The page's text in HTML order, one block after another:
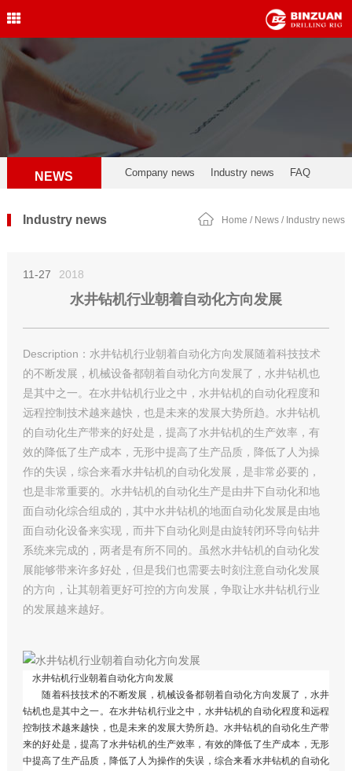
Water Well Drilling Rig Drilling Rig,BINZUAN Drilling
Rig
English
welldrillingrig@126.com
NEWS Company news Industry news FAQ
Industry news Home / News / Industry news
11-27 2018
水井钻机行业朝着自动化方向发展
Description：水井钻机行业朝着自动化方向发展随着科技技术
的不断发展，机械设备都朝着自动化方向发展了，水井钻机也
是其中之一。在水井钻机行业之中，水井钻机的自动化程度和
远程控制技术越来越快，也是未来的发展大势所趋。水井钻机
的自动化生产带来的好处是，提高了水井钻机的生产效率，有
效的降低了生产成本，无形中提高了生产品质，降低了人为操
作的失误，综合来看水井钻机的自动化发展，是非常必要的，
也是非常重要的。水井钻机的自动化生产是由井下自动化和地
面自动化综合组成的，其中水井钻机的地面自动化发展是由地
面自动化设备来实现，而井下自动化则是由旋转闭环导向钻井
系统来完成的，两者是有所不同的。虽然水井钻机的自动化发
展能够带来许多好处，但是我们也需要去时刻注意自动化发展
的方向，让其朝着更好可控的方向发展，争取让水井钻机行业
的发展越来越好。
水井钻机行业朝着自动化方向发展
随着科技技术的不断发展，机械设备都朝着自动化方向发展了，水井
钻机也是其中之一。在水井钻机行业之中，水井钻机的自动化程度和远程
控制技术越来越快，也是未来的发展大势所趋。水井钻机的自动化生产带
来的好处是，提高了水井钻机的生产效率，有效的降低了生产成本，无形
中提高了生产品质，降低了人为操作的失误，综合来看水井钻机的自动化